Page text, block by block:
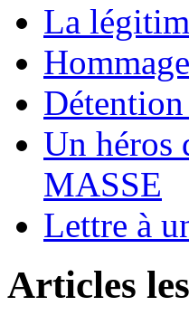
La
Un héros
MASSE
Lettre à
Articles